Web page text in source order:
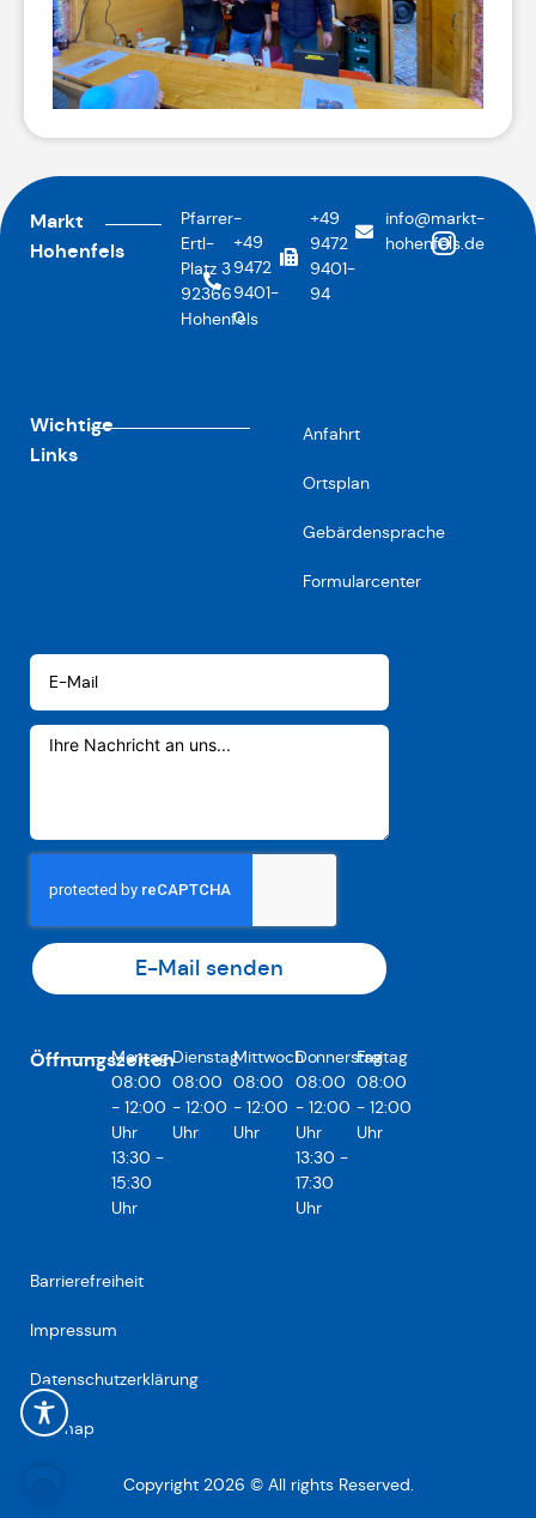
Markt
Hohenfels
Pfarrer-
Ertl-
Platz 3
92366
Hohenfels
+49
9472
9401-
0
+49
9472
9401-
94
info@markt-
hohenfels.de
Wichtige
Links
Anfahrt
Ortsplan
Gebärdensprache
Formularcenter
E-Mail senden
Öffnungszeiten
Montag
08:00
- 12:00
Uhr
13:30 -
15:30
Uhr
Dienstag
08:00
- 12:00
Uhr
Mittwoch
08:00
- 12:00
Uhr
Donnerstag
08:00
- 12:00
Uhr
13:30 -
17:30
Uhr
Freitag
08:00
- 12:00
Uhr
Barrierefreiheit
Impressum
Datenschutzerklärung
Sitemap
Copyright 2026 © All rights Reserved.